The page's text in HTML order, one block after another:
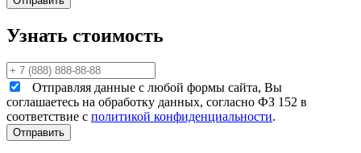
Узнать стоимость
Отправляя данные с любой формы сайта, Вы
соглашаетесь на обработку данных, согласно ФЗ 152 в
соответствие с политикой конфиденциальности.